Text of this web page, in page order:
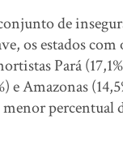
de
os estados com
Pará
e Amazonas
percentual